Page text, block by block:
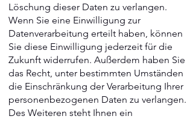
Löschung dieser Daten zu verlangen.
Wenn Sie eine Einwilligung zur
Datenverarbeitung erteilt haben, können
Sie diese Einwilligung jederzeit für die
Zukunft widerrufen. Außerdem haben Sie
das Recht, unter bestimmten Umständen
die Einschränkung der Verarbeitung Ihrer
personenbezogenen Daten zu verlangen.
Des Weiteren steht Ihnen ein